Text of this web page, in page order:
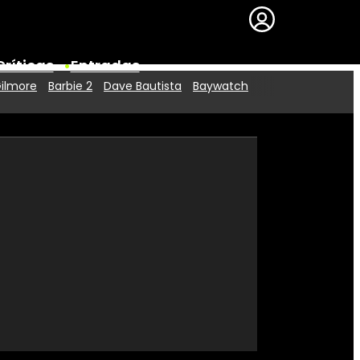
Entradas
Premios
Barbie 2 Dave Bautista Baywatch